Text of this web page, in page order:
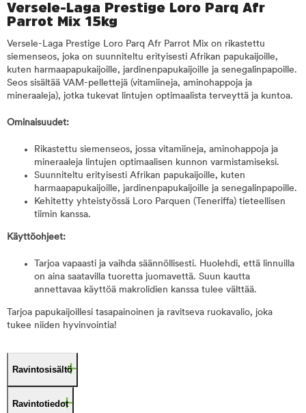
Versele-Laga Prestige Loro Parq Afr
Parrot Mix 15kg
Versele-Laga Prestige Loro Parq Afr Parrot Mix on rikastettu
siemenseos, joka on suunniteltu erityisesti Afrikan papukaijoille,
kuten harmaapapukaijoille, jardinenpapukaijoille ja senegalinpapoille.
Seos sisältää VAM-pellettejä (vitamiineja, aminohappoja ja
mineraaleja), jotka tukevat lintujen optimaalista terveyttä ja kuntoa.
Ominaisuudet:
Rikastettu siemenseos, jossa vitamiineja, aminohappoja ja
mineraaleja lintujen optimaalisen kunnon varmistamiseksi.
Suunniteltu erityisesti Afrikan papukaijoille, kuten
harmaapapukaijoille, jardinenpapukaijoille ja senegalinpapoille.
Kehitetty yhteistyössä Loro Parquen (Teneriffa) tieteellisen
tiimin kanssa.
Käyttöohjeet:
Tarjoa vapaasti ja vaihda säännöllisesti. Huolehdi, että linnuilla
on aina saatavilla tuoretta juomavettä. Suun kautta
annettavaa käyttöä makrolidien kanssa tulee välttää.
Tarjoa papukaijoillesi tasapainoinen ja ravitseva ruokavalio, joka
tukee niiden hyvinvointia!
Ravintosisältö
Ravintotiedot